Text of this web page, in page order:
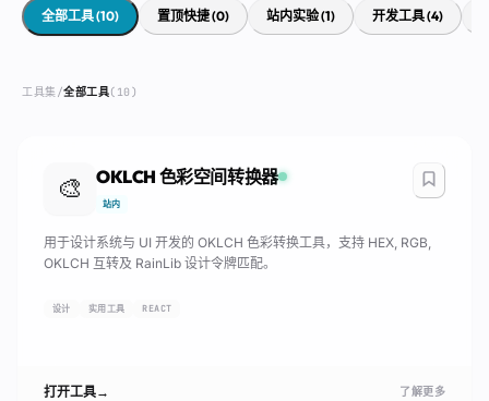
全部工具(10) 置顶快捷(0) 站内实验(1) 开发工具(4)
工具集/全部工具( 10 )
🎨 OKLCH 色彩空间转换器
站内
用于设计系统与 UI 开发的 OKLCH 色彩转换工具，支持 HEX, RGB,
OKLCH 互转及 RainLib 设计令牌匹配。
设计 实用工具 REACT
打开工具→ 了解更多